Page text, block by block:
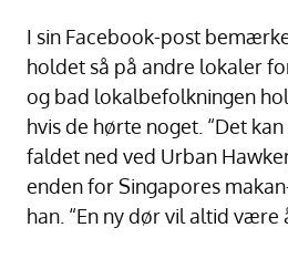
I sin Facebook-post
holdet så på andre lokaler
og bad lokalbefolkningen
hvis de hørte noget. “Det
faldet ned ved Urban
enden for Singapores
han. “En ny dør vil altid være